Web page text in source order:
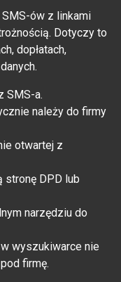
ów z linkami
Dotyczy to
dopłatach,
SMS-a.
należy do firmy
otwartej z
stronę DPD lub
narzędziu do
wyszukiwarce nie
firmę.